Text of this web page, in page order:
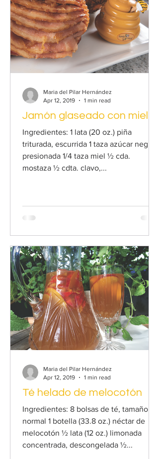
Jamón glaseado con miel
Ingredientes: 1 lata (20 oz.) piña
triturada, escurrida 1 taza azúcar negra,
presionada 1/4 taza miel ½ cda.
mostaza ½ cdta. clavo,...
Maria del Pilar Hernández
Apr 12, 2019
1 min read
Té helado de melocotón
Ingredientes: 8 bolsas de té, tamaño
normal 1 botella (33.8 oz.) néctar de
melocotón ½ lata (12 oz.) limonada
concentrada, descongelada ½...
Maria del Pilar Hernández
Apr 12, 2019
1 min read